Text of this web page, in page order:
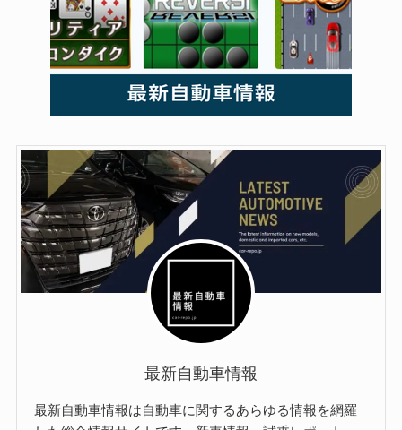
最新自動車情報
最新自動車情報は自動車に関するあらゆる情報を網羅